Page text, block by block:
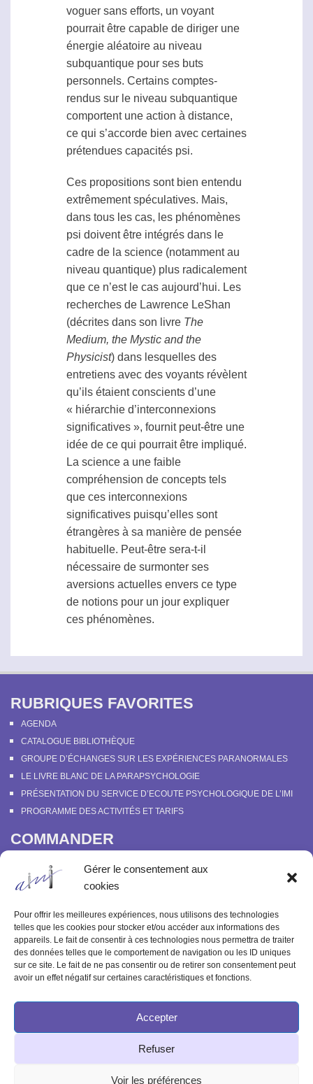
Gérer le consentement aux
cookies
Pour offrir les meilleures expériences, nous utilisons des technologies
telles que les cookies pour stocker et/ou accéder aux informations des
appareils. Le fait de consentir à ces technologies nous permettra de traiter
des données telles que le comportement de navigation ou les ID uniques
sur ce site. Le fait de ne pas consentir ou de retirer son consentement peut
avoir un effet négatif sur certaines caractéristiques et fonctions.
Accepter
Refuser
Voir les préférences
voguer sans efforts, un voyant
pourrait être capable de diriger une
énergie aléatoire au niveau
subquantique pour ses buts
personnels. Certains comptes-
rendus sur le niveau subquantique
comportent une action à distance,
ce qui s’accorde bien avec certaines
prétendues capacités psi.
Ces propositions sont bien entendu
extrêmement spéculatives. Mais,
dans tous les cas, les phénomènes
psi doivent être intégrés dans le
cadre de la science (notamment au
niveau quantique) plus radicalement
que ce n’est le cas aujourd’hui. Les
recherches de Lawrence LeShan
(décrites dans son livre The
Medium, the Mystic and the
Physicist) dans lesquelles des
entretiens avec des voyants révèlent
qu’ils étaient conscients d’une
« hiérarchie d’interconnexions
significatives », fournit peut-être une
idée de ce qui pourrait être impliqué.
La science a une faible
compréhension de concepts tels
que ces interconnexions
significatives puisqu’elles sont
étrangères à sa manière de pensée
habituelle. Peut-être sera-t-il
nécessaire de surmonter ses
aversions actuelles envers ce type
de notions pour un jour expliquer
ces phénomènes.
RUBRIQUES FAVORITES
AGENDA
CATALOGUE BIBLIOTHÈQUE
GROUPE D’ÉCHANGES SUR LES EXPÉRIENCES PARANORMALES
LE LIVRE BLANC DE LA PARAPSYCHOLOGIE
PRÉSENTATION DU SERVICE D’ECOUTE PSYCHOLOGIQUE DE L’IMI
PROGRAMME DES ACTIVITÉS ET TARIFS
COMMANDER
SOUTENIR L’INSTITUT MÉTAPSYCHIQUE
COMMANDER OU FEUILLETER “LE BULLETIN MÉTAPSYCHIQUE” ET
“MÉTAPSYCHIQUE”
ARCHIVES
ACTIVITÉS PASSÉES
© 2003-2025 INSTITUT MÉTAPSYCHIQUE
INTERNATIONAL
51 rue de l'Aqueduc 75010 Paris - Tél : 09 83 68 23 85